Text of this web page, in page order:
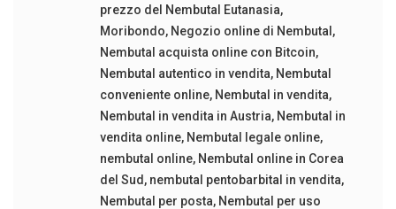
prezzo del Nembutal Eutanasia,
Moribondo, Negozio online di Nembutal,
Nembutal acquista online con Bitcoin,
Nembutal autentico in vendita, Nembutal
conveniente online, Nembutal in vendita,
Nembutal in vendita in Austria, Nembutal in
vendita online, Nembutal legale online,
nembutal online, Nembutal online in Corea
del Sud, nembutal pentobarbital in vendita,
Nembutal per posta, Nembutal per uso